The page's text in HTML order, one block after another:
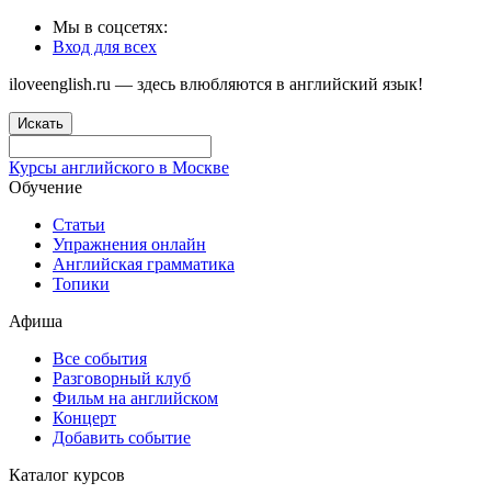
Мы в соцсетях:
Вход для всех
iloveenglish.ru — здесь влюбляются в английский язык!
Искать
Курсы английского в Москве
Обучение
Статьи
Упражнения онлайн
Английская грамматика
Топики
Афиша
Все события
Разговорный клуб
Фильм на английском
Концерт
Добавить событие
Каталог курсов